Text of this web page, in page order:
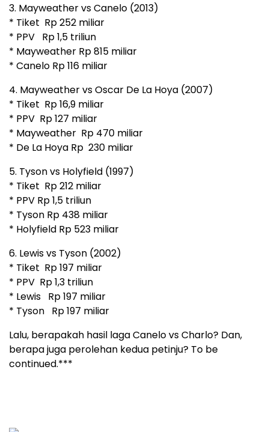
3. Mayweather vs Canelo (2013)
* Tiket Rp 252 miliar
* PPV Rp 1,5 triliun
* Mayweather Rp 815 miliar
* Canelo Rp 116 miliar
4. Mayweather vs Oscar De La Hoya (2007)
* Tiket Rp 16,9 miliar
* PPV Rp 127 miliar
* Mayweather Rp 470 miliar
* De La Hoya Rp 230 miliar
5. Tyson vs Holyfield (1997)
* Tiket Rp 212 miliar
* PPV Rp 1,5 triliun
* Tyson Rp 438 miliar
* Holyfield Rp 523 miliar
6. Lewis vs Tyson (2002)
* Tiket Rp 197 miliar
* PPV Rp 1,3 triliun
* Lewis Rp 197 miliar
* Tyson Rp 197 miliar
Lalu, berapakah hasil laga Canelo vs Charlo? Dan,
berapa juga perolehan kedua petinju? To be
continued.***